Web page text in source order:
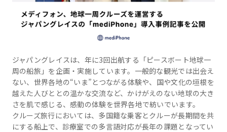
ジャパングレイスは、年に3回出航する「ピースボート地球一
周の船旅」を企画・実施しています。一般的な観光では出会え
ない、世界各地の“いま”とつながる体験や、国や文化の垣根を
越えた人びととの温かな交流など、かけがえのない地球の大き
さを肌で感じる、感動の体験を世界各地で紡いでいます。
クルーズ旅行においては、多国籍な乗客とクルーが長期間を共
にする船上で、診療室での多言語対応が長年の課題となってい